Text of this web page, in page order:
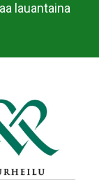
lauantaina